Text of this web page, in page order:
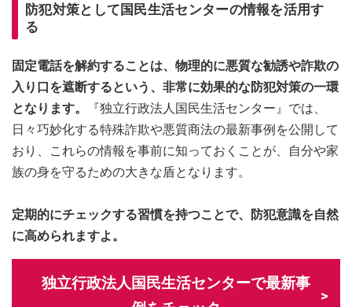
防犯対策として国民生活センターの情報を活用す
る
固定電話を解約することは、物理的に悪質な勧誘や詐欺の
入り口を遮断するという、非常に効果的な防犯対策の一環
となります。
『独立行政法人国民生活センター』では、
日々巧妙化する特殊詐欺や悪質商法の最新事例を公開して
おり、これらの情報を事前に知っておくことが、自分や家
族の身を守るための大きな盾となります。
定期的にチェックする習慣を持つことで、防犯意識を自然
に高められますよ。
独立行政法人国民生活センターで最新事